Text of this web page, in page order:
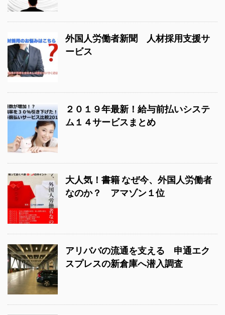
外国人労働者新聞 人材採用支援サ
ービス
２０１９年最新！給与前払いシステ
ム１４サービスまとめ
大人気！書籍 なぜ今、外国人労働者
なのか？ アマゾン１位
アリババの流通を支える 申通エク
スプレスの新倉庫へ潜入調査